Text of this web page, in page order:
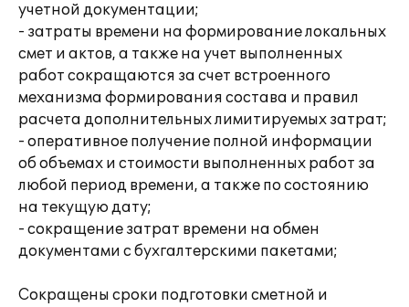
учетной документации;
- затраты времени на формирование локальных
смет и актов, а также на учет выполненных
работ сокращаются за счет встроенного
механизма формирования состава и правил
расчета дополнительных лимитируемых затрат;
- оперативное получение полной информации
об объемах и стоимости выполненных работ за
любой период времени, а также по состоянию
на текущую дату;
- сокращение затрат времени на обмен
документами с бухгалтерскими пакетами;
Сокращены сроки подготовки сметной и